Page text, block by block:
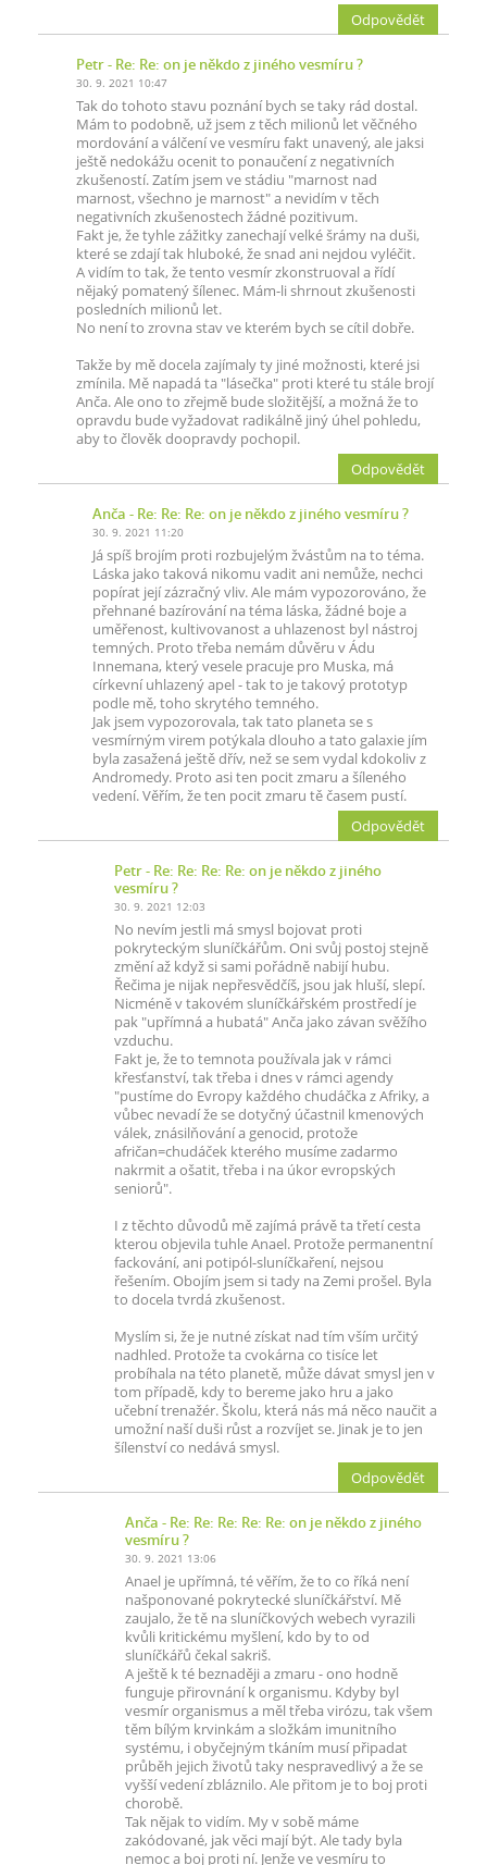
Odpovědět
Petr- Re: Re: on je někdo z jiného vesmíru ?
30. 9. 2021 10:47
Tak do tohoto stavu poznání bych se taky rád dostal.
Mám to podobně, už jsem z těch milionů let věčného
mordování a válčení ve vesmíru fakt unavený, ale jaksi
ještě nedokážu ocenit to ponaučení z negativních
zkušeností. Zatím jsem ve stádiu "marnost nad
marnost, všechno je marnost" a nevidím v těch
negativních zkušenostech žádné pozitivum.
Fakt je, že tyhle zážitky zanechají velké šrámy na duši,
které se zdají tak hluboké, že snad ani nejdou vyléčit.
A vidím to tak, že tento vesmír zkonstruoval a řídí
nějaký pomatený šílenec. Mám-li shrnout zkušenosti
posledních milionů let.
No není to zrovna stav ve kterém bych se cítil dobře.
Takže by mě docela zajímaly ty jiné možnosti, které jsi
zmínila. Mě napadá ta "lásečka" proti které tu stále brojí
Anča. Ale ono to zřejmě bude složitější, a možná že to
opravdu bude vyžadovat radikálně jiný úhel pohledu,
aby to člověk doopravdy pochopil.
Odpovědět
Anča - Re: Re: Re: on je někdo z jiného vesmíru ?
30. 9. 2021 11:20
Já spíš brojím proti rozbujelým žvástům na to téma.
Láska jako taková nikomu vadit ani nemůže, nechci
popírat její zázračný vliv. Ale mám vypozorováno, že
přehnané bazírování na téma láska, žádné boje a
uměřenost, kultivovanost a uhlazenost byl nástroj
temných. Proto třeba nemám důvěru v Ádu
Innemana, který vesele pracuje pro Muska, má
církevní uhlazený apel - tak to je takový prototyp
podle mě, toho skrytého temného.
Jak jsem vypozorovala, tak tato planeta se s
vesmírným virem potýkala dlouho a tato galaxie jím
byla zasažená ještě dřív, než se sem vydal kdokoliv z
Andromedy. Proto asi ten pocit zmaru a šíleného
vedení. Věřím, že ten pocit zmaru tě časem pustí.
Odpovědět
Petr- Re: Re: Re: Re: on je někdo z jiného
vesmíru ?
30. 9. 2021 12:03
No nevím jestli má smysl bojovat proti
pokryteckým sluníčkářům. Oni svůj postoj stejně
změní až když si sami pořádně nabijí hubu.
Řečima je nijak nepřesvědčíš, jsou jak hluší, slepí.
Nicméně v takovém sluníčkářském prostředí je
pak "upřímná a hubatá" Anča jako závan svěžího
vzduchu.
Fakt je, že to temnota používala jak v rámci
křesťanství, tak třeba i dnes v rámci agendy
"pustíme do Evropy každého chudáčka z Afriky, a
vůbec nevadí že se dotyčný účastnil kmenových
válek, znásilňování a genocid, protože
afričan=chudáček kterého musíme zadarmo
nakrmit a ošatit, třeba i na úkor evropských
seniorů".
I z těchto důvodů mě zajímá právě ta třetí cesta
kterou objevila tuhle Anael. Protože permanentní
fackování, ani potipól-sluníčkaření, nejsou
řešením. Obojím jsem si tady na Zemi prošel. Byla
to docela tvrdá zkušenost.
Myslím si, že je nutné získat nad tím vším určitý
nadhled. Protože ta cvokárna co tisíce let
probíhala na této planetě, může dávat smysl jen v
tom případě, kdy to bereme jako hru a jako
učební trenažér. Školu, která nás má něco naučit a
umožní naší duši růst a rozvíjet se. Jinak je to jen
šílenství co nedává smysl.
Odpovědět
Anča - Re: Re: Re: Re: Re: on je někdo z jiného
vesmíru ?
30. 9. 2021 13:06
Anael je upřímná, té věřím, že to co říká není
našponované pokrytecké sluníčkářství. Mě
zaujalo, že tě na sluníčkových webech vyrazili
kvůli kritickému myšlení, kdo by to od
sluníčkářů čekal sakriš.
A ještě k té beznaději a zmaru - ono hodně
funguje přirovnání k organismu. Kdyby byl
vesmír organismus a měl třeba virózu, tak všem
těm bílým krvinkám a složkám imunitního
systému, i obyčejným tkáním musí připadat
průběh jejich životů taky nespravedlivý a že se
vyšší vedení zbláznilo. Ale přitom je to boj proti
chorobě.
Tak nějak to vidím. My v sobě máme
zakódované, jak věci mají být. Ale tady byla
nemoc a boj proti ní. Jenže ve vesmíru to